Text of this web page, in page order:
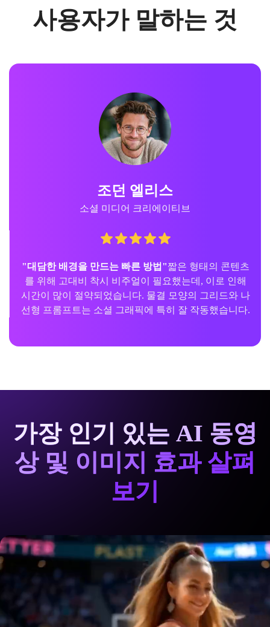
사용자가 말하는 것
조던 엘리스
소셜 미디어 크리에이티브
"대담한 배경을 만드는 빠른 방법"짧은 형태의 콘텐츠
를 위해 고대비 착시 비주얼이 필요했는데, 이로 인해
시간이 많이 절약되었습니다. 물결 모양의 그리드와 나
선형 프롬프트는 소셜 그래픽에 특히 잘 작동했습니다.
가장 인기 있는 AI 동영
상 및 이미지 효과 살펴
보기